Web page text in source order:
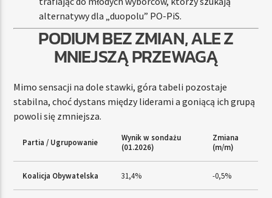
alternatywy dla „duopolu” PO-PiS.
PODIUM BEZ ZMIAN, ALE Z
MNIEJSZĄ PRZEWAGĄ
Mimo sensacji na dole stawki, góra tabeli pozostaje
stabilna, choć dystans między liderami a goniącą ich grupą
powoli się zmniejsza.
Partia / Ugrupowanie
Wynik w sondażu
(01.2026)
Zmiana
(m/m)
Koalicja Obywatelska 31,4% -0,5%